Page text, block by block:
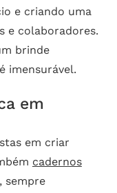
e criando uma
e colaboradores.
brinde
imensurável.
em
em criar
cadernos
sempre